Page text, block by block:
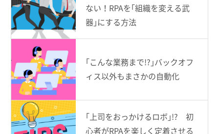
ない！RPAを｢組織を変える武
器｣にする方法
｢こんな業務まで!?｣バックオフ
ィス以外もまさかの自動化
｢上司をおっかけるロボ｣!? 初
心者がRPAを楽しく定着させる